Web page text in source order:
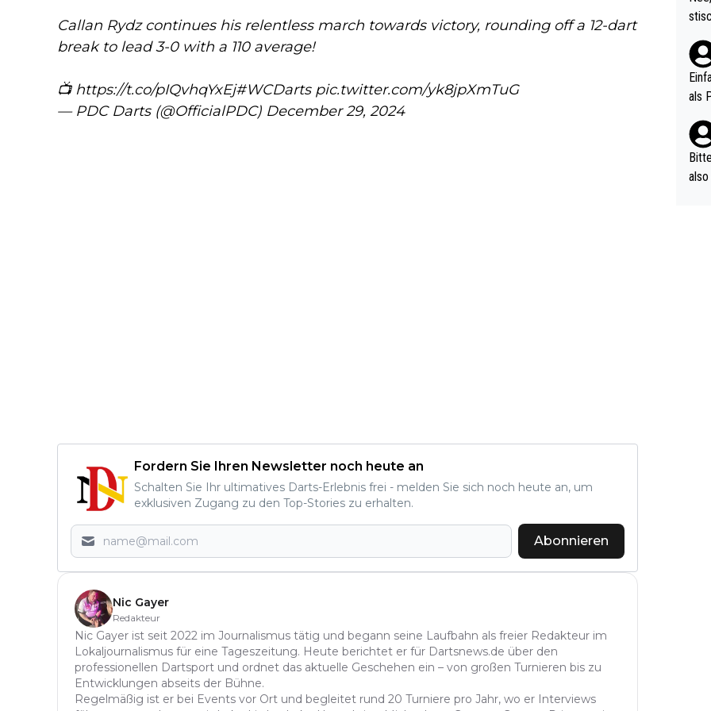
Callan Rydz continues his relentless march towards victory, rounding off a 12-dart
break to lead 3-0 with a 110 average!
📺 https://t.co/pIQvhqYxEj#WCDarts pic.twitter.com/yk8jpXmTuG
— PDC Darts (@OfficialPDC) December 29, 2024
Fordern Sie Ihren Newsletter noch heute an
Schalten Sie Ihr ultimatives Darts-Erlebnis frei - melden Sie sich noch heute an, um
exklusiven Zugang zu den Top-Stories zu erhalten.
Abonnieren
Nic Gayer
Redakteur
Nic Gayer ist seit 2022 im Journalismus tätig und begann seine Laufbahn als freier Redakteur im
Lokaljournalismus für eine Tageszeitung. Heute berichtet er für Dartsnews.de über den
professionellen Dartsport und ordnet das aktuelle Geschehen ein – von großen Turnieren bis zu
Entwicklungen abseits der Bühne.
Regelmäßig ist er bei Events vor Ort und begleitet rund 20 Turniere pro Jahr, wo er Interviews
(in
als
nes
ttler
vV
als